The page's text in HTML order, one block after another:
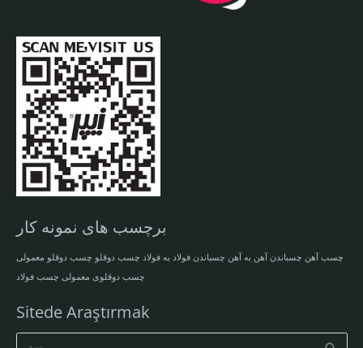
برچسب های نمونه کار
چسب آهن چسباندن آهن به آهن چسباندن فولاد به فولاد چسب دوقلو چسب دوقلو معمولی
چسب دوقلوی معمولی چسب فولاد
Sitede Araştırmak